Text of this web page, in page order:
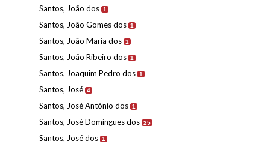
Santos, João dos 1
Santos, João Gomes dos 1
Santos, João Maria dos 1
Santos, João Ribeiro dos 1
Santos, Joaquim Pedro dos 1
Santos, José 4
Santos, José António dos 1
Santos, José Domingues dos 25
Santos, José dos 1